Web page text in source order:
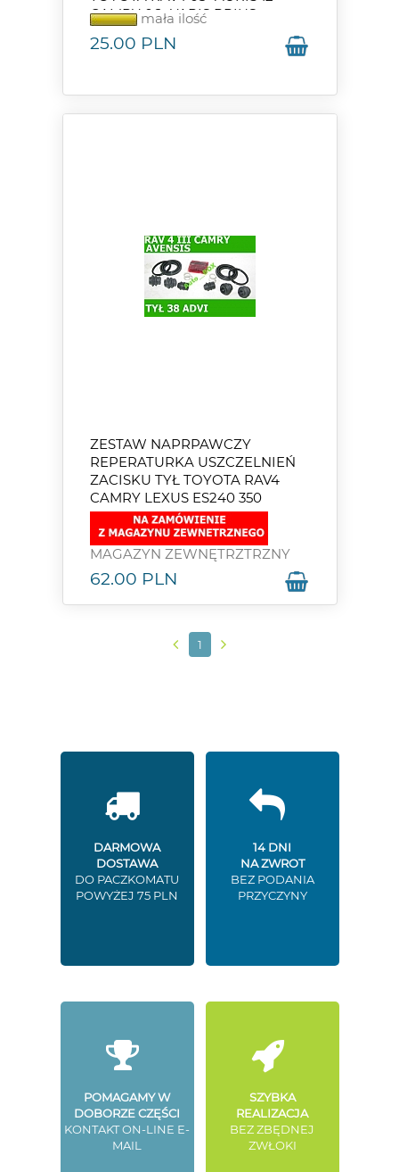
CAMRY 06- YARIS PRIUS
mała ilość
25.00 PLN
ZESTAW NAPRPAWCZY
REPERATURKA USZCZELNIEŃ
ZACISKU TYŁ TOYOTA RAV4
CAMRY LEXUS ES240 350
MAGAZYN ZEWNĘTRZTRZNY
62.00 PLN
1
DARMOWA
DOSTAWA
DO PACZKOMATU
POWYŻEJ 75 PLN
14 DNI
NA ZWROT
BEZ PODANIA
PRZYCZYNY
POMAGAMY W
DOBORZE CZĘŚCI
KONTAKT ON-LINE E-
MAIL
SZYBKA
REALIZACJA
BEZ ZBĘDNEJ
ZWŁOKI